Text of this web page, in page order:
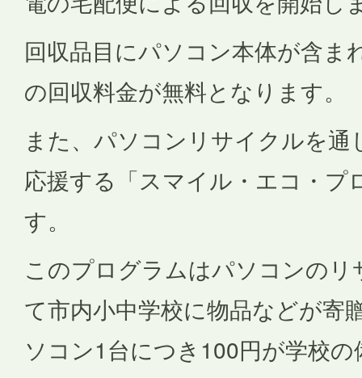
回収品目にパソコン本体が含ま
の回収料金が無料となります。
また、パソコンリサイクルを通
応援する「スマイル・エコ・プ
す。
このプログラムはパソコンの
て市内小中学校に物品などが寄
ソコン1台につき100円が学校